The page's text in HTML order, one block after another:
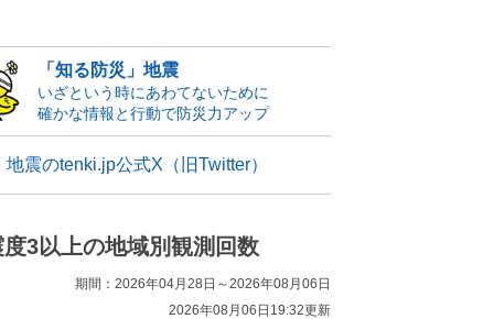
「知る防災」地震
いざという時にあわてないために
確かな情報と行動で防災力アップ
地震のtenki.jp公式X（旧Twitter）
度3以上の地域別観測回数
期間：2026年04月28日～2026年08月06日
2026年08月06日19:32更新